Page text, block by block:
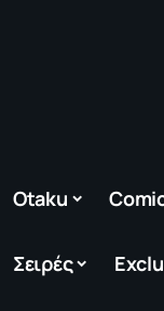
Otaku
Σειρές